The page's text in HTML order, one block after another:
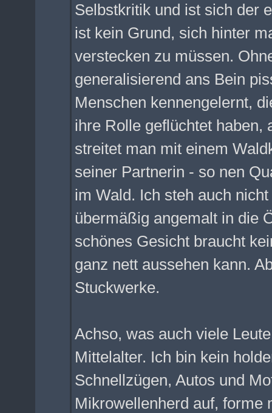
Selbstkritik und ist sich der
ist kein Grund, sich hinter
verstecken zu müssen.
generalisierend ans Bein
Menschen kennengelernt,
ihre Rolle geflüchtet haben,
streitet man mit einem
seiner Partnerin - so nen
im Wald. Ich steh auch
übermäßig angemalt in die
schönes Gesicht braucht
ganz nett aussehen kann.
Stuckwerke.
Achso, was auch viele
Mittelalter. Ich bin kein
Schnellzügen, Autos und
Mikrowellenherd auf, forme